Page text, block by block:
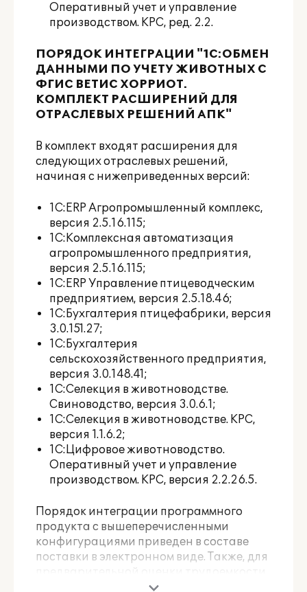
Оперативный учет и управление
производством. КРС, ред. 2.2.
ПОРЯДОК ИНТЕГРАЦИИ "1C:ОБМЕН
ДАННЫМИ ПО УЧЕТУ ЖИВОТНЫХ С
ФГИС ВЕТИС ХОРРИОТ.
КОМПЛЕКТ РАСШИРЕНИЙ ДЛЯ
ОТРАСЛЕВЫХ РЕШЕНИЙ АПК"
В комплект входят расширения для
следующих отраслевых решений,
начиная с нижеприведенных версий:
1С:ERP Агропромышленный комплекс,
версия 2.5.16.115;
1С:Комплексная автоматизация
агропромышленного предприятия,
версия 2.5.16.115;
1С:ERP Управление птицеводческим
предприятием, версия 2.5.18.46;
1С:Бухгалтерия птицефабрики, версия
3.0.151.27;
1С:Бухгалтерия
сельскохозяйственного предприятия,
версия 3.0.148.41;
1С:Селекция в животноводстве.
Свиноводство, версия 3.0.6.1;
1С:Селекция в животноводстве. КРС,
версия 1.1.6.2;
1С:Цифровое животноводство.
Оперативный учет и управление
производством. КРС, версия 2.2.26.5.
Порядок интеграции программного
продукта с вышеперечисленными
конфигурациями приведен в составе
поставки в электронном виде. Также, для
интеграции конфигурации в общую